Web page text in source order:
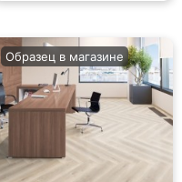
Образец в магазине